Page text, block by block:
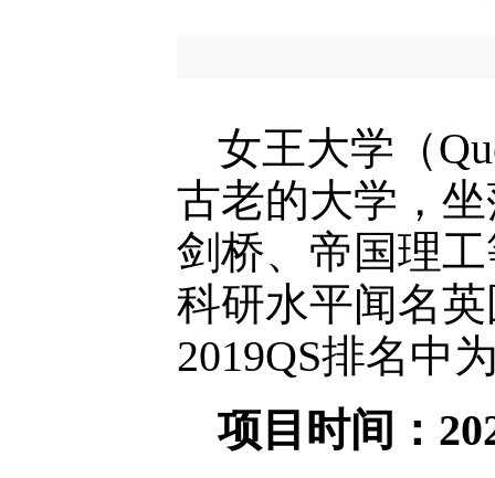
女王大学（
古老的大学，
剑桥、帝国理
科研水平闻名
2019QS排名中
项目时间：